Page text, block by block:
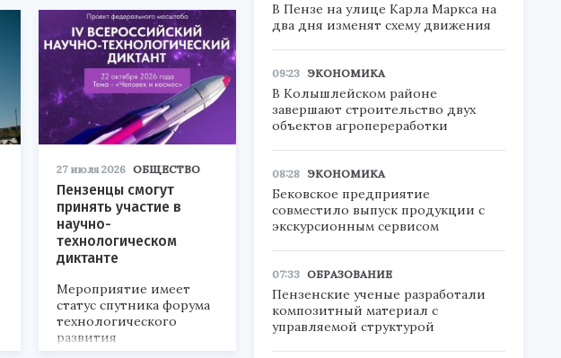
27 июля 2026 ОБЩЕСТВО
Пензенцы смогут
принять участие в
научно-
технологическом
диктанте
Мероприятие имеет
статус спутника форума
технологического
развития
«Технопром-2026».
В Пензе на улице Карла Маркса на
два дня изменят схему движения
09:23 ЭКОНОМИКА
В Колышлейском районе
завершают строительство двух
объектов агропереработки
08:28 ЭКОНОМИКА
Бековское предприятие
совместило выпуск продукции с
экскурсионным сервисом
07:33 ОБРАЗОВАНИЕ
Пензенские ученые разработали
композитный материал с
управляемой структурой